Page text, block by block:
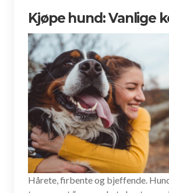
Kjøpe hund: Vanlige
Hårete, firbente og bjeffende.